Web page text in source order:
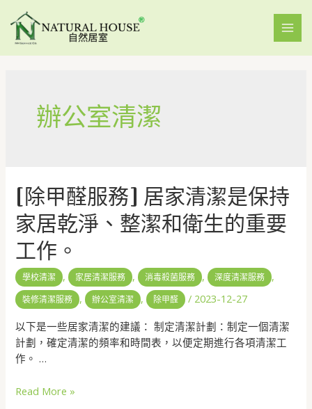
辦公室清潔
[除甲醛服務] 居家清潔是保持
家居乾淨、整潔和衛生的重要
工作。
學校清潔 , 家居清潔服務 , 消毒殺菌服務 , 深度清潔服務 ,
裝修清潔服務 , 辦公室清潔 , 除甲醛 / 2023-12-27
以下是一些居家清潔的建議： 制定清潔計劃：制定一個清潔
計劃，確定清潔的頻率和時間表，以便定期進行各項清潔工
作。 …
Read More »